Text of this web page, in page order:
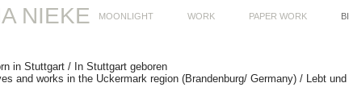
NIEKE MOONLIGHT WORK PAPER WORK
in Stuttgart / In Stuttgart geboren
and works in the Uckermark region (Brandenburg/ Germany) / Lebt